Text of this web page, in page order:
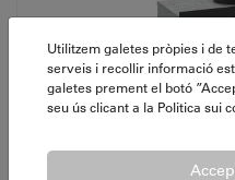
Utilitzem galetes pròpies i de
serveis i recollir informació
galetes prement el botó
seu ús clicant a la Politica sui